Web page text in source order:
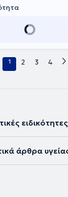
1 2 3 4
ειδικότητες
άρθρα